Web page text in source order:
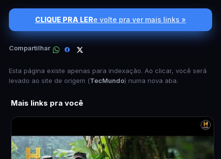
CLIQUE PRA LERe volte pra ver mais links »
Compartilhar
Esta página existe apenas para indexação. Ao clicar, você será
levado ao site de origem (TecMundo) numa nova aba.
Mais links pra você